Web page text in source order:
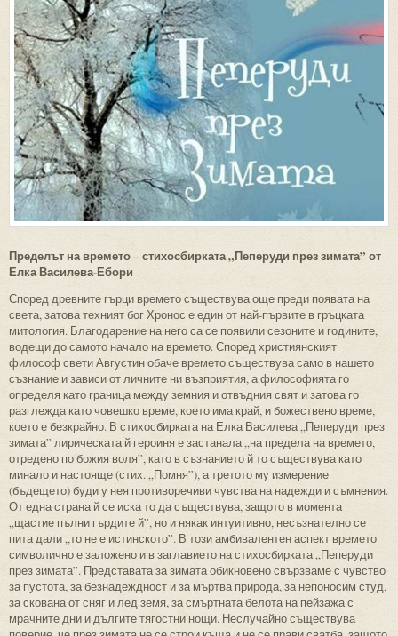
Пределът на времето – стихосбирката „Пеперуди през зимата” от
Елка Василева-Ебори
Според древните гърци времето съществува още преди появата на
света, затова техният бог Хронос е един от най-първите в гръцката
митология. Благодарение на него са се появили сезоните и годините,
водещи до самото начало на времето. Според християнският
философ свети Августин обаче времето съществува само в нашето
съзнание и зависи от личните ни възприятия, а философията го
определя като граница между земния и отвъдния свят и затова го
разглежда като човешко време, което има край, и божествено време,
което е безкрайно. В стихосбирката на Елка Василева „Пеперуди през
зимата” лирическата й героиня е застанала „на предела на времето,
отредено по божия воля”, като в съзнанието й то съществува като
минало и настояще (стих. „Помня”), а третото му измерение
(бъдещето) буди у нея противоречиви чувства на надежди и съмнения.
От една страна й се иска то да съществува, защото в момента
„щастие пълни гърдите й”, но и някак интуитивно, несъзнателно се
пита дали „то не е истинското”. В този амбивалентен аспект времето
символично е заложено и в заглавието на стихосбирката „Пеперуди
през зимата”. Представата за зимата обикновено свързваме с чувство
за пустота, за безнадеждност и за мъртва природа, за непоносим студ,
за скована от сняг и лед земя, за смъртната белота на пейзажа с
мрачните дни и дългите тягостни нощи. Неслучайно съществува